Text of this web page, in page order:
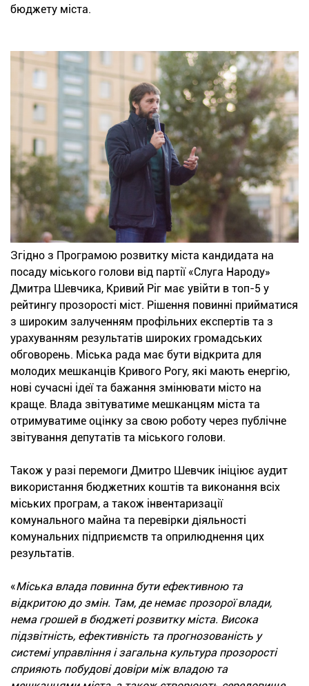
бюджету міста.
Згідно з Програмою розвитку міста кандидата на
посаду міського голови від партії «Слуга Народу»
Дмитра Шевчика, Кривий Ріг має увійти в топ-5 у
рейтингу прозорості міст. Рішення повинні прийматися
з широким залученням профільних експертів та з
урахуванням результатів широких громадських
обговорень. Міська рада має бути відкрита для
молодих мешканців Кривого Рогу, які мають енергію,
нові сучасні ідеї та бажання змінювати місто на
краще. Влада звітуватиме мешканцям міста та
отримуватиме оцінку за свою роботу через публічне
звітування депутатів та міського голови.
Також у разі перемоги Дмитро Шевчик ініціює аудит
використання бюджетних коштів та виконання всіх
міських програм, а також інвентаризації
комунального майна та перевірки діяльності
комунальних підприємств та оприлюднення цих
результатів.
«Міська влада повинна бути ефективною та
відкритою до змін. Там, де немає прозорої влади,
нема грошей в бюджеті розвитку міста. Висока
підзвітність, ефективність та прогнозованість у
системі управління і загальна культура прозорості
сприяють побудові довіри між владою та